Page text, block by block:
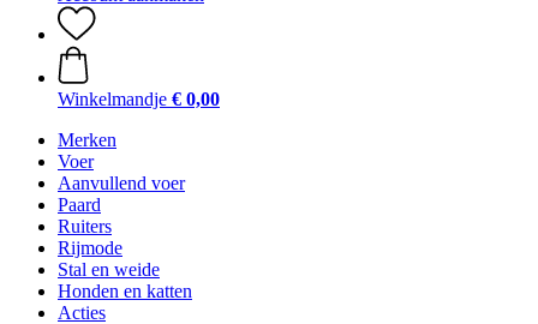
Winkelmandje € 0,00
Merken
Voer
Aanvullend voer
Paard
Ruiters
Rijmode
Stal en weide
Honden en katten
Acties